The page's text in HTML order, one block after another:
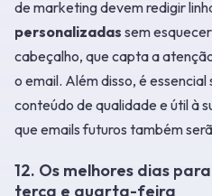
de marketing devem redigir
personalizadas sem
cabeçalho, que capta a
o email. Além disso, é
conteúdo de qualidade e útil à
que emails futuros também
12. Os melhores dias
terça e quarta-feira